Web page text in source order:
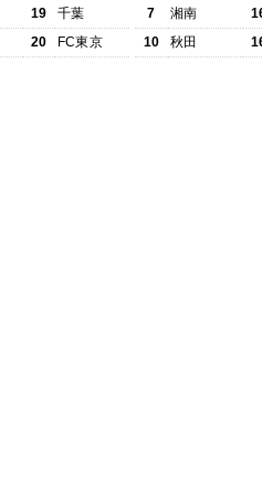
19
千葉
20 FC東京
7
湘南
10
秋田